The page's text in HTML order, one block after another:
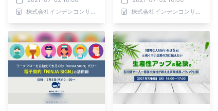
る方法」とは
株式会社インデンコンサルティング
隠さず大公開
株式会社インデンコンサルティング